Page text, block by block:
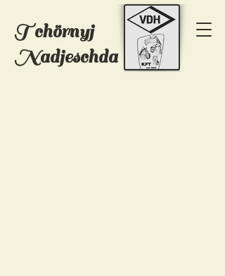
Tchörnyj
Nadjeschda